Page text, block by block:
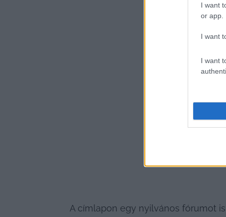
I want
or app.
I want
I want
A címlapon egy nyilvános fórumot